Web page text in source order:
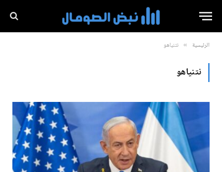
الرئيسية » نتنياهو
نتنياهو